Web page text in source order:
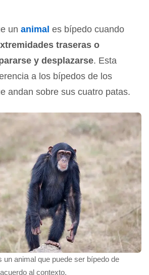
un animal es bípedo cuando
traseras o
y desplazarse. Esta
a los bípedos de los
andan sobre sus cuatro patas.
un animal que puede ser bípedo de
acuerdo al contexto.